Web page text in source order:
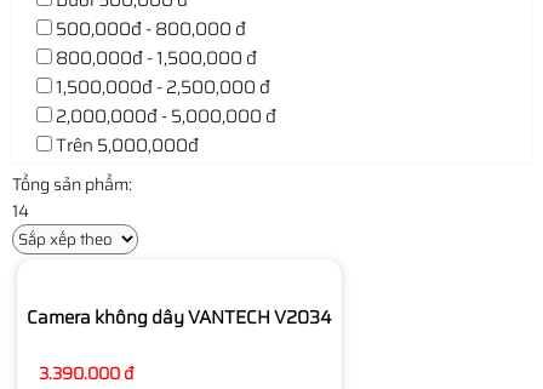
500,000đ - 800,000 đ
800,000đ - 1,500,000 đ
1,500,000đ - 2,500,000 đ
2,000,000đ - 5,000,000 đ
Trên 5,000,000đ
Tổng sản phẩm:
14
Camera không dây VANTECH V2034
3.390.000 đ